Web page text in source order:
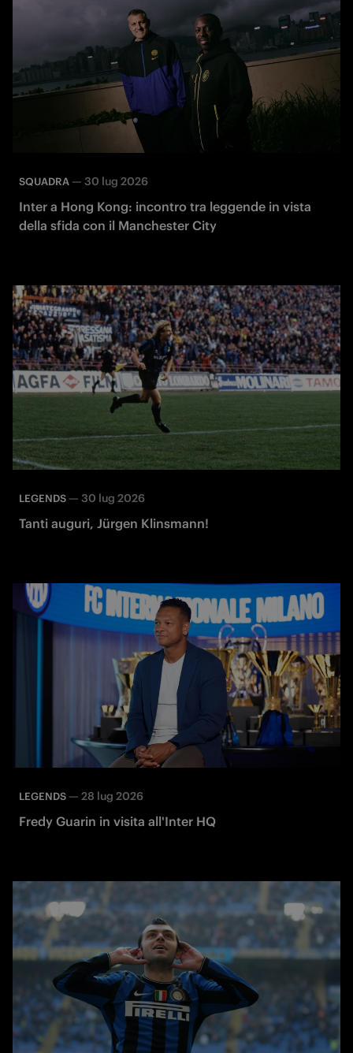
SQUADRA — 30 lug 2026
Inter a Hong Kong: incontro tra leggende in vista
della sfida con il Manchester City
LEGENDS — 30 lug 2026
Tanti auguri, Jürgen Klinsmann!
LEGENDS — 28 lug 2026
Fredy Guarin in visita all'Inter HQ